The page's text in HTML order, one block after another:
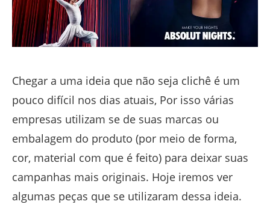
Chegar a uma ideia que não seja clichê é um
pouco difícil nos dias atuais, Por isso várias
empresas utilizam se de suas marcas ou
embalagem do produto (por meio de forma,
cor, material com que é feito) para deixar suas
campanhas mais originais. Hoje iremos ver
algumas peças que se utilizaram dessa ideia.